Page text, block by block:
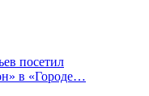
посетил
в «Городе…